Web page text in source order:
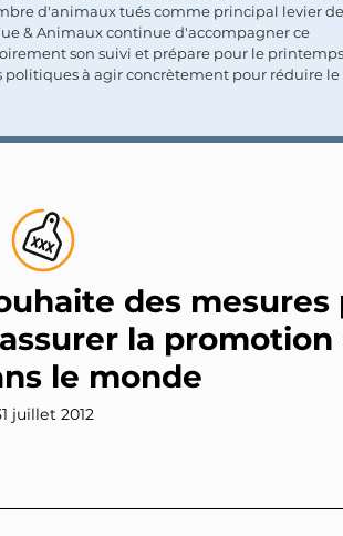
d'animaux tués comme principal levier de
& Animaux continue d'accompagner ce
son suivi et prépare pour le
politiques à agir concrètement pour réduire le
des mesures
la promotion
le monde
juillet 2012